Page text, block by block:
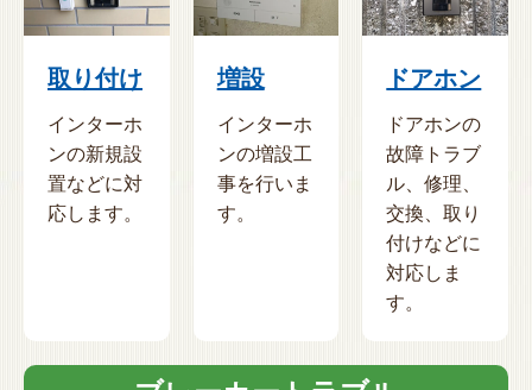
取り付け
インターホ
ンの新規設
置などに対
応します。
増設
インターホ
ンの増設工
事を行いま
す。
ドアホン
ドアホンの
故障トラブ
ル、修理、
交換、取り
付けなどに
対応しま
す。